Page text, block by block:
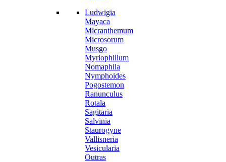
Ludwigia
Mayaca
Micranthemum
Microsorum
Musgo
Myriophillum
Nomaphila
Nymphoides
Pogostemon
Ranunculus
Rotala
Sagitaria
Salvinia
Staurogyne
Vallisneria
Vesicularia
Outras